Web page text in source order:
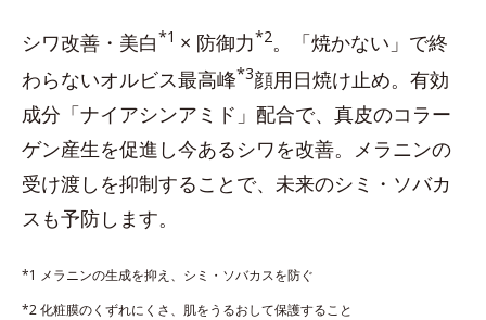
シワ改善・美白*1 × 防御力*2。「焼かない」で終
わらないオルビス最高峰*3顔用日焼け止め。有効
成分「ナイアシンアミド」配合で、真皮のコラー
ゲン産生を促進し今あるシワを改善。メラニンの
受け渡しを抑制することで、未来のシミ・ソバカ
スも予防します。
*1 メラニンの生成を抑え、シミ・ソバカスを防ぐ
*2 化粧膜のくずれにくさ、肌をうるおして保護すること